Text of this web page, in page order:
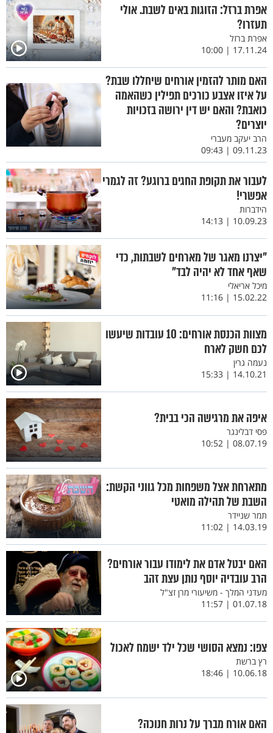
אפרת ברזל: הזוגות באים לשבת. אולי
תעזרו?
אפרת ברזל
17.11.24 | 10:00
האם מותר להזמין אורחים שיחללו שבת?
על איזו אצבע כורכים תפילין כשהאמה
כואבת? והאם יש דין ירושה בזכויות
יוצרים?
הרב יעקב מעברי
09.11.23 | 09:43
לעבור את תקופת החגים ברוגע? זה לגמרי
אפשרי!
הידברות
10.09.23 | 14:13
"יצרנו מאגר של מארחים לשבתות, כדי
שאף אחד לא יהיה לבד"
מיכל אריאלי
15.02.22 | 11:16
מצוות הכנסת אורחים: 10 עובדות שיעשו
לכם חשק לארח
נעמה גרין
14.10.21 | 15:33
איפה את מרגישה הכי בבית?
פסי דבלינגר
08.07.19 | 10:52
מתארחת אצל משפחות מכל גווני הקשת:
השבת של תהילה מואטי
תמר שניידר
14.03.19 | 11:02
האם יבטל אדם את לימודו עבור אורחים?
הרב עובדיה יוסף נותן עצת זהב
מעדני המלך - משיעורי מרן זצ"ל
01.07.18 | 11:57
צפו: נמצא הסושי שכל ילד ישמח לאכול
רץ ברשת
10.06.18 | 18:46
האם אורח מברך על נרות חנוכה?